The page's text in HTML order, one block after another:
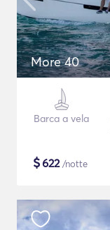
More 40
Barca a vela
$622/notte